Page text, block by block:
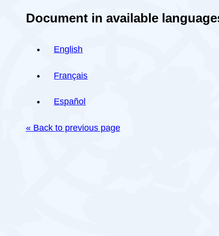
Document in available
English
Français
Español
« Back to previous page